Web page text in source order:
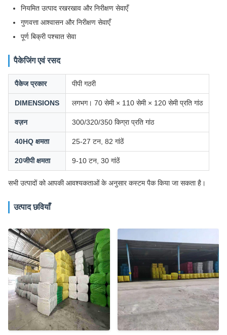
नियमित उत्पाद रखरखाव और निरीक्षण सेवाएँ
गुणवत्ता आश्वासन और निरीक्षण सेवाएँ
पूर्ण बिक्री पश्चात सेवा
पैकेजिंग एवं रसद
पैकेज प्रकार पीपी गठरी
DIMENSIONS लगभग। 70 सेमी × 110 सेमी × 120 सेमी प्रति गांठ
वज़न 300/320/350 किग्रा प्रति गांठ
40HQ क्षमता 25-27 टन, 82 गांठें
20जीपी क्षमता 9-10 टन, 30 गांठें
सभी उत्पादों को आपकी आवश्यकताओं के अनुसार कस्टम पैक किया जा सकता है।
उत्पाद छवियाँ